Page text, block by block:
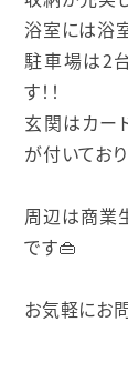
浴室には浴
駐車場は2
す！！
玄関はカー
が付いてお
周辺は商業
です👜
お気軽にお